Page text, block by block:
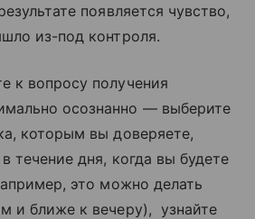
появляется чувство,
из-под контроля.
к вопросу получения
осознанно — выберите
которым вы доверяете,
течение дня, когда вы будете
это можно делать
и ближе к вечеру), узнайте